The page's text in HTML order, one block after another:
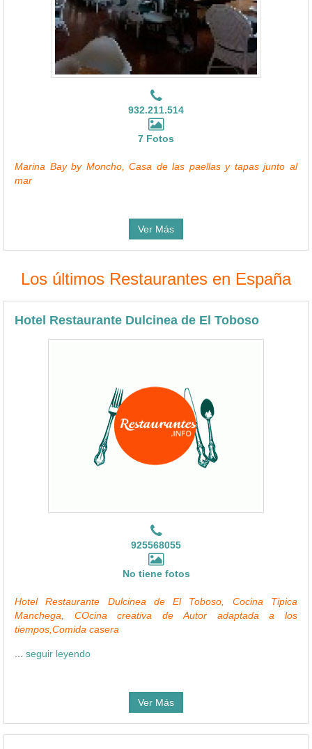
932.211.514
7 Fotos
Marina Bay by Moncho, Casa de las paellas y tapas junto al
mar
Ver Más
Los últimos Restaurantes en España
Hotel Restaurante Dulcinea de El Toboso
925568055
No tiene fotos
Hotel Restaurante Dulcinea de El Toboso, Cocina Tipica
Manchega, COcina creativa de Autor adaptada a los
tiempos,Comida casera
seguir leyendo
Ver Más